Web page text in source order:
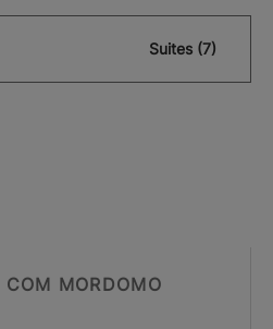
Suites (7)
MORDOMO